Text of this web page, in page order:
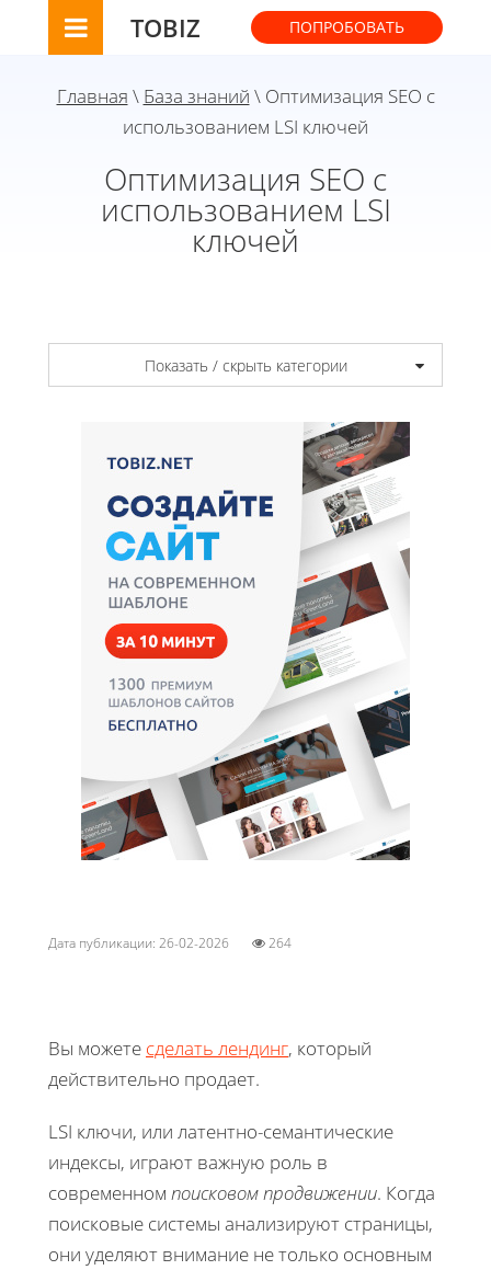
TOBIZ ПОПРОБОВАТЬ
Главная \ База знаний \ Оптимизация SEO с
использованием LSI ключей
Оптимизация SEO с
использованием LSI
ключей
Показать / скрыть категории
Дата публикации: 26-02-2026 264
Вы можете сделать лендинг, который
действительно продает.
LSI ключи, или латентно-семантические
индексы, играют важную роль в
современном поисковом продвижении. Когда
поисковые системы анализируют страницы,
они уделяют внимание не только основным